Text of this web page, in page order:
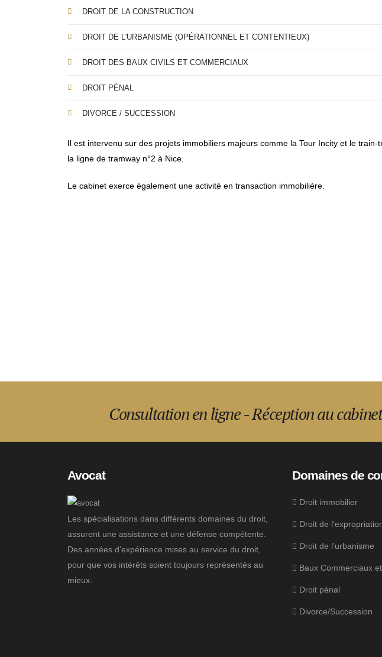
DROIT DE LA CONSTRUCTION
DROIT DE L'URBANISME (OPÉRATIONNEL ET CONTENTIEUX)
DROIT DES BAUX CIVILS ET COMMERCIAUX
DROIT PÉNAL
DIVORCE / SUCCESSION
Il est intervenu sur des projets immobiliers majeurs comme la Tour Incity et le train-
la ligne de tramway n°2 à Nice.
Le cabinet exerce également une activité en transaction immobilière.
Consultation en ligne - Réception au
Avocat
Les spécialisations dans différents domaines du droit,
assurent une assistance et une défense compétente.
Des années d’expérience mises au service du droit,
pour que vos intérêts soient toujours représentés au
mieux.
Domaines de
Droit immobilier
Droit de
Droit de l'urbanisme
Baux Commerciaux
Droit pénal
Divorce/Succession